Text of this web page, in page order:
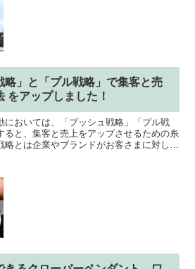
略」と「プル戦略」で集客と売
をアップしました！
においては、「プッシュ戦略」「プル戦
ると、集客と売上をアップさせるための糸
略とは企業やブランドがお客さまに対し